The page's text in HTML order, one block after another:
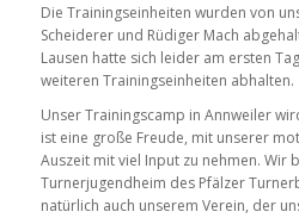
Die Trainingseinheiten wurden von
Scheiderer und Rüdiger Mach
Lausen hatte sich leider am ersten
weiteren Trainingseinheiten abhalten.
Unser Trainingscamp in Annweiler
ist eine große Freude, mit unserer
Auszeit mit viel Input zu nehmen. Wir
Turnerjugendheim des Pfälzer
natürlich auch unserem Verein, der